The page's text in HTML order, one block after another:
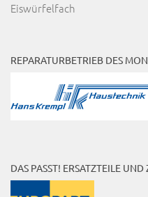
Eiswürfelfach
REPARATURBETRIEB DES
DAS PASST! ERSATZTEILE